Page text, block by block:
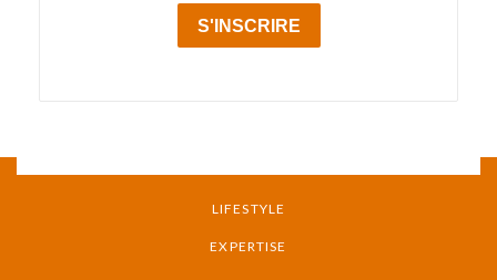
MENU PIED DE PAGE
LIFESTYLE
EXPERTISE